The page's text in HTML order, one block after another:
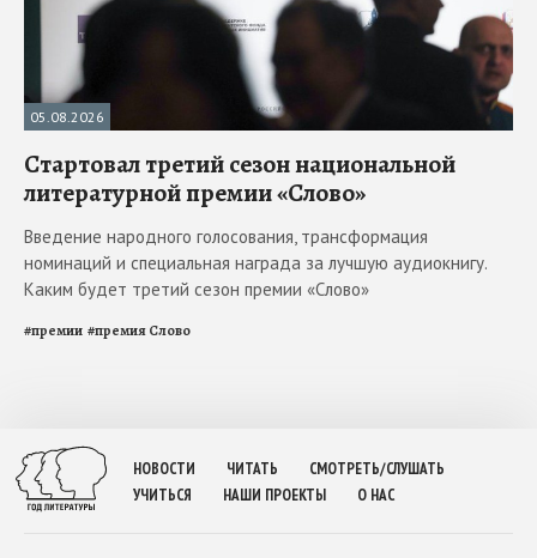
05.08.2026
Стартовал третий сезон национальной
литературной премии «Слово»
Введение народного голосования, трансформация
номинаций и специальная награда за лучшую аудиокнигу.
Каким будет третий сезон премии «Слово»
#премии #премия Слово
НОВОСТИ ЧИТАТЬ
СМОТРЕТЬ/СЛУШАТЬ
УЧИТЬСЯ
НАШИ ПРОЕКТЫ О НАС